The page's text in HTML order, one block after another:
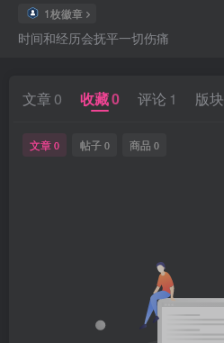
1枚徽章
时间和经历会抚平一切伤痛
文章 0 收藏0 评论 1 版块
文章 0 帖子 0 商品 0